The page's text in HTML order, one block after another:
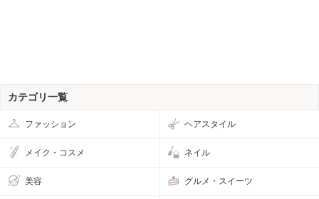
カテゴリ一覧
ファッション ヘアスタイル
メイク・コスメ ネイル
美容 グルメ・スイーツ